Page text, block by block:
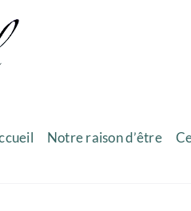
Notre raison d’être